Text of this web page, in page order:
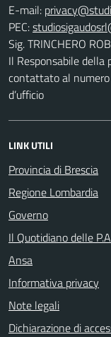
E-mail:
PEC:
Sig. TRINCHERO
Il Responsabile della
contattato al
d’ufficio
LINK UTILI
Provincia di Brescia
Regione Lombardia
Governo
Il Quotidiano delle
Ansa
Informativa privacy
Note legali
Dichiarazione di